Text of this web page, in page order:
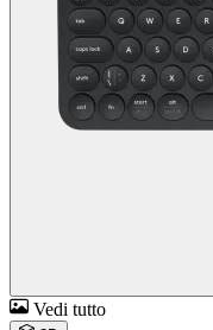
Vedi tutto